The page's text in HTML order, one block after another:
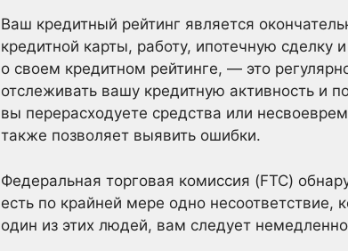
Ваш кредитный рейтинг является
кредитной карты, работу, ипотечную
о своем кредитном рейтинге, — это
отслеживать вашу кредитную активность и
вы перерасходуете средства или
также позволяет выявить ошибки.
Федеральная торговая комиссия (FTC)
есть по крайней мере одно несоответствие,
один из этих людей, вам следует